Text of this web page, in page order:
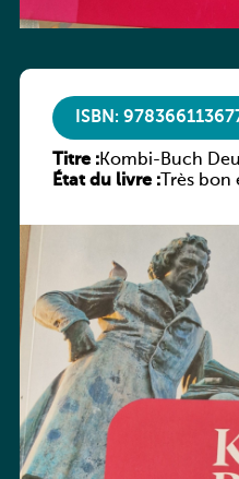
ISBN:
Titre :Kombi-Buch
Ausgabe
État du livre :Très bon